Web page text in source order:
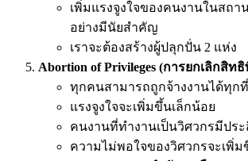
เพิ่มแรงจูงใจของคนงานในสถา
อย่างมีนัยสำคัญ
เราจะต้องสร้างผู้ปลุกปั่น 2 แห่ง
Abortion of Privileges (การยกเลิกสิท
ทุกคนสามารถถูกจ้างงานได้ทุกที่
แรงจูงใจจะเพิ่มขึ้นเล็กน้อย
คนงานที่ทำงานเป็นวิศวกรมีปร
ความไม่พอใจของวิศวกรจะเพิ่ม